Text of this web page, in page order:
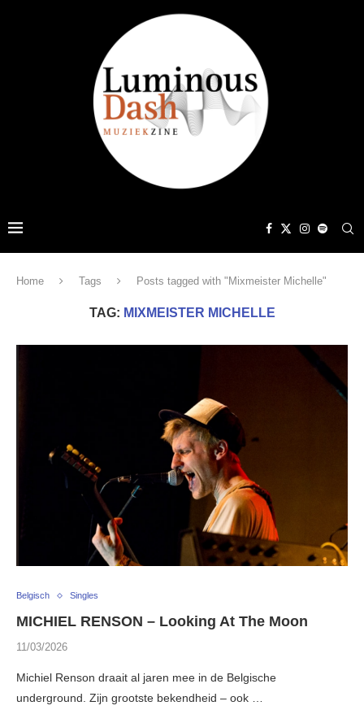
Home Tags Posts tagged with "Mixmeister Michelle"
TAG: MIXMEISTER MICHELLE
Belgisch Singles
MICHIEL RENSON – Looking At The Moon
11/03/2026
Michiel Renson draait al jaren mee in de Belgische
underground. Zijn grootste bekendheid – ook …